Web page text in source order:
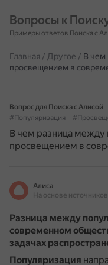
Вопросы к
Примеры ответов Поиска с
Главная / Другое / В чем
просвещением в
Вопрос для Поиска с Алисой
#Популяризация
В чем разница между
просвещением в
Алиса
Разница между
современном
задачах
Популяризация